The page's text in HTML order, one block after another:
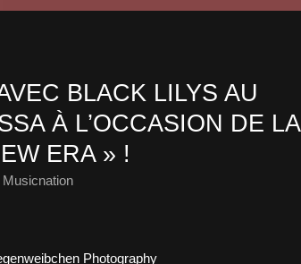
BLACK LILYS AU
À L’OCCASION DE LA
ERA » !
Musicnation